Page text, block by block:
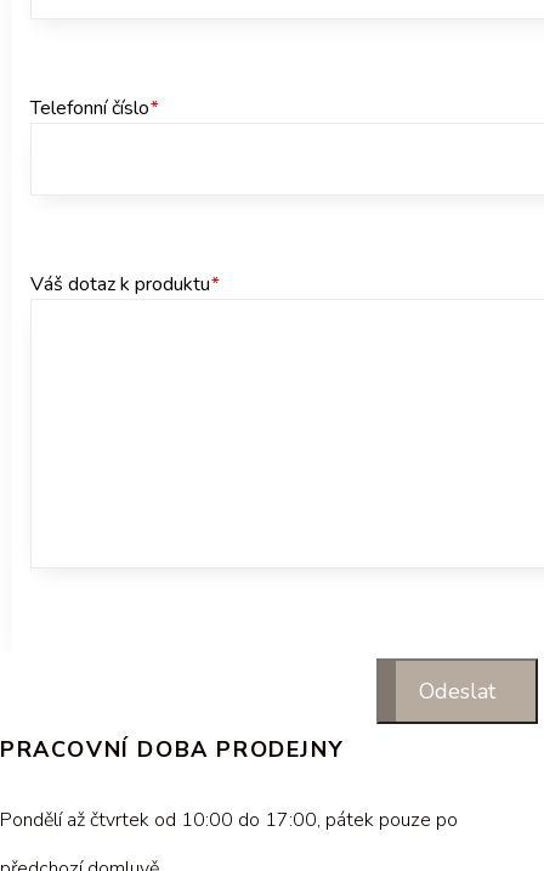
Telefonní číslo*
Váš dotaz k produktu*
PRACOVNÍ DOBA PRODEJNY
Pondělí až čtvrtek od 10:00 do 17:00, pátek pouze po